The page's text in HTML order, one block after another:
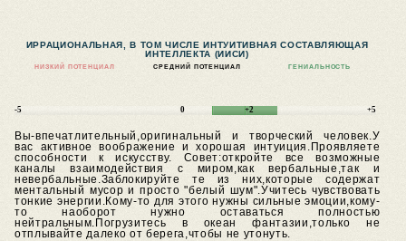
ИРРАЦИОНАЛЬНАЯ, В ТОМ ЧИСЛЕ ИНТУИТИВНАЯ СОСТАВЛЯЮЩАЯ
ИНТЕЛЛЕКТА (ИИСИ)
НИЗКИЙ ПОТЕНЦИАЛ СРЕДНИЙ ПОТЕНЦИАЛ ГЕНИАЛЬНОСТЬ
-5 0 +2 +5
Вы-впечатлительный,оригинальный и творческий человек.У
вас активное воображение и хорошая интуиция.Проявляете
способности к искусству. Совет:откройте все возможные
каналы взаимодействия с миром,как вербальные,так и
невербальные.Заблокируйте те из них,которые содержат
ментальный мусор и просто "белый шум".Учитесь чувствовать
тонкие энергии.Кому-то для этого нужны сильные эмоции,кому-
то наоборот нужно оставаться полностью
нейтральным.Погрузитесь в океан фантазии,только не
отплывайте далеко от берега,чтобы не утонуть.